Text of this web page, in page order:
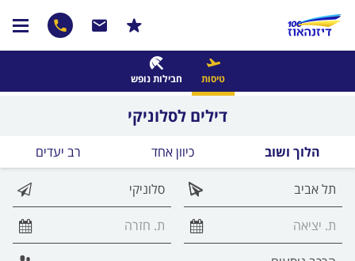
טיסות חבילות נופש
דילים לסלוניקי
הלוך ושוב כיוון אחד רב יעדים